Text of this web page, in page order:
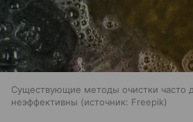
Существующие методы очистки часто
неэффективны
источник: Freepik